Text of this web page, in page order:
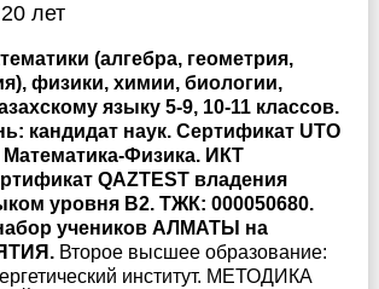
лет
(алгебра, геометрия,
физики, химии, биологии,
языку 5-9, 10-11 классов.
кандидат наук. Сертификат UTO
Физика. ИКТ
QAZTEST владения
уровня В2. ТЖК: 000050680.
учеников АЛМАТЫ на
Второе высшее образование:
институт. МЕТОДИКА